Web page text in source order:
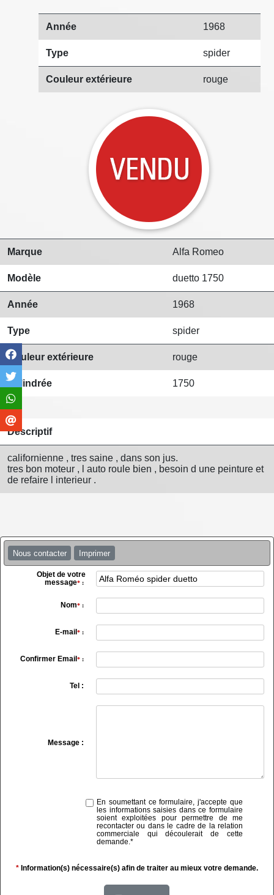
Année 1968
Type spider
Couleur extérieure rouge
Marque Alfa Romeo
Modèle duetto 1750
Année 1968
Type spider
Couleur extérieure rouge
Cylindrée 1750
Descriptif
californienne , tres saine , dans son jus.
tres bon moteur , l auto roule bien , besoin d une peinture et
de refaire l interieur .
Nous contacter Imprimer
Objet de votre
message*:
Nom*:
E-mail *:
Confirmer Email *:
Tel :
Message :
En soumettant ce formulaire, j'accepte que
les informations saisies dans ce formulaire
soient exploitées pour permettre de me
recontacter ou dans le cadre de la relation
commerciale qui découlerait de cette
demande.*
* Information(s) nécessaire(s) afin de traiter au mieux votre demande.